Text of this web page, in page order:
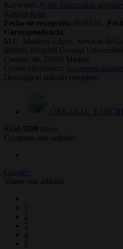
Keywords Acute pancreatitis amylase
Ranson score
Fecha de recepción: 01/03/11.
Correspondencia:
M.C. Martínez López. Servicio de
Infantil. Hospital General
Castelo, 46. 28009 Madrid.
Correo electrónico:
Descarga el artículo completo:
Read 5599 times
Comparte este artículo
Google+
Valora este artículo
1
2
3
4
5